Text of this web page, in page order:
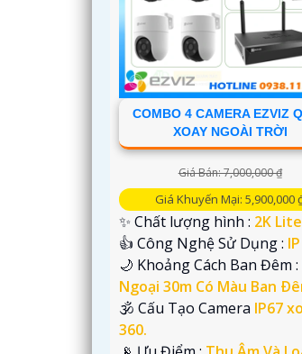
COMBO 4 CAMERA EZVIZ
XOAY NGOÀI TRỜI
Giá Bán: 7,000,000 ₫
Giá Khuyến Mại: 5,900,000
✨ Chất lượng hình : 2K
👍 Công Nghệ Sử Dụng :
🌙 Khoảng Cách Ban Đêm :
Ngoại 30m Có Màu Ban
🕉️ Cấu Tạo Camera IP67
360.